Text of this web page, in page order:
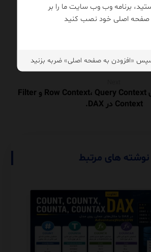
برنامه وب وب سایت ما را بر
صفحه اصلی خود نصب کنید
«افزودن به صفحه اصلی» ضربه بزنید
Previous
تفاوتها و شباهتهای Row Context، Query Context و Filter
Context در DAX.
نوشته های مرتبط